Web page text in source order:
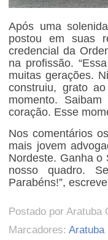
Após uma
postou em suas
credencial da
na profissão.
muitas gerações.
construiu, grato
momento.
coração. Esse
Nos comentários
mais jovem
Nordeste. Ganha o
nosso quadro.
Parabéns!”,
Postado por Aratuba
Marcadores: Aratuba